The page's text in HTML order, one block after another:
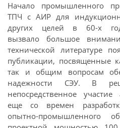
Начало промышленного
ТПЧ с АИР для
других целей в 60-х
вызвало большое
технической литературе
публикации, посвященные
так и общим вопросам
надежности СЭУ. В
непосредственное
еще со времен
опытно-